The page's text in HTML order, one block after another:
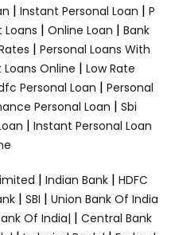
| Instant Personal Loan | P
Loans | Online Loan | Bank
| Personal Loans With
Online | Low Rate
Personal Loan | Personal
Personal Loan | Sbi
| Instant Personal Loan
| Indian Bank | HDFC
| SBI | Union Bank Of India
Of India| | Central Bank